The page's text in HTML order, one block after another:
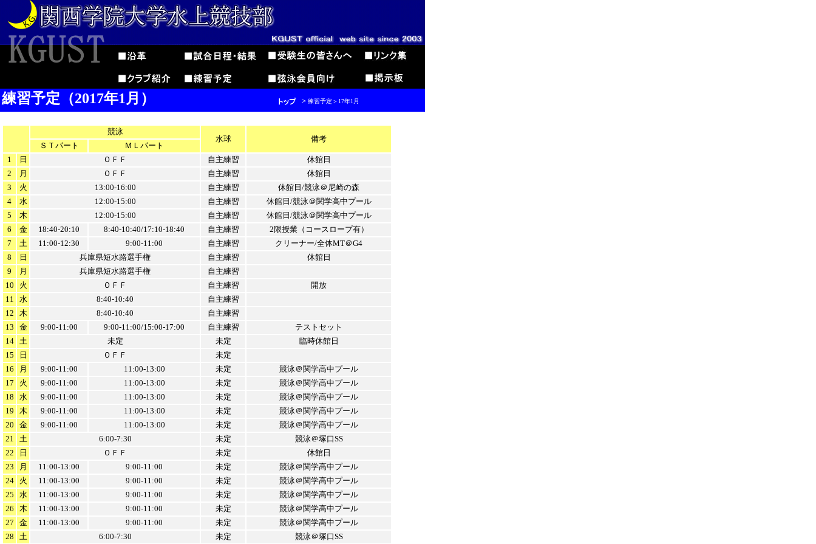
競泳
水球
備考
ＳＴパート
ＭＬパート
1
日 ＯＦＦ 自主練習
休館日
2
月 ＯＦＦ 自主練習
休館日
3
火 13:00-16:00 自主練習
休館日/競泳＠尼崎の森
4
水 12:00-15:00 自主練習
休館日/競泳＠関学高中プール
5
木 12:00-15:00 自主練習
休館日/競泳＠関学高中プール
6
金 18:40-20:10 8:40-10:40/17:10-18:40 自主練習
2限授業（コースロープ有）
7
土 11:00-12:30 9:00-11:00 自主練習
クリーナー/全体MT＠G4
8
日 兵庫県短水路選手権 自主練習
休館日
9
月 兵庫県短水路選手権
自主練習
10
火 ＯＦＦ 自主練習
開放
11
水 8:40-10:40
自主練習
12
木 8:40-10:40
自主練習
13
金 9:00-11:00 9:00-11:00/15:00-17:00 自主練習
テストセット
14
土 未定 未定
臨時休館日
15
日 ＯＦＦ
未定
16
月 9:00-11:00 11:00-13:00 未定
競泳＠関学高中プール
17
火 9:00-11:00 11:00-13:00 未定
競泳＠関学高中プール
18
水 9:00-11:00 11:00-13:00 未定
競泳＠関学高中プール
19
木 9:00-11:00 11:00-13:00 未定
競泳＠関学高中プール
20
金 9:00-11:00 11:00-13:00 未定
競泳＠関学高中プール
21
土 6:00-7:30 未定
競泳＠塚口SS
22
日 ＯＦＦ 未定
休館日
23
月 11:00-13:00 9:00-11:00 未定
競泳＠関学高中プール
24
火 11:00-13:00 9:00-11:00 未定
競泳＠関学高中プール
25
水 11:00-13:00 9:00-11:00 未定
競泳＠関学高中プール
26
木 11:00-13:00 9:00-11:00 未定
競泳＠関学高中プール
27
金 11:00-13:00 9:00-11:00 未定
競泳＠関学高中プール
28
土 6:00-7:30 未定 競泳＠塚口SS
練習予定（2017年1月） ＞ 練習予定＞17年1月